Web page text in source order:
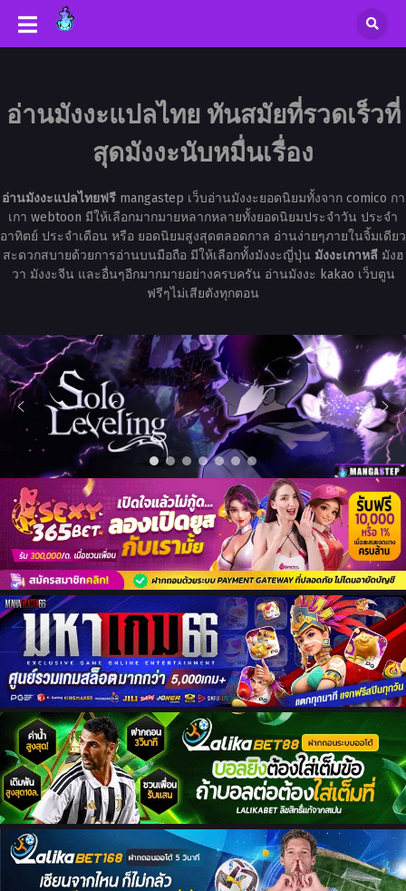
อ่านมังงะแปลไทย ทันสมัยที่รวดเร็วที่
สุดมังงะนับหมื่นเรื่อง
อ่านมังงะแปลไทยฟรีmangastep เว็บอ่านมังงะยอดนิยมทั้งจาก comico กา
เกา webtoon มีให้เลือกมากมายหลากหลายทั้งยอดนิยมประจำวัน ประจำ
อาทิตย์ ประจำเดือน หรือ ยอดนิยมสูงสุดตลอดกาล อ่านง่ายๆภายในจิ้มเดียว
สะดวกสบายด้วยการอ่านบนมือถือ มีให้เลือกทั้งมังงะญี่ปุ่น มังงะเกาหลีมังฮ
วา มังงะจีน และอื่นๆอีกมากมายอย่างครบครัน อ่านมังงะ kakao เว็บตูน
ฟรีๆไม่เสียตังทุกตอน